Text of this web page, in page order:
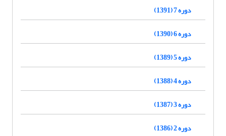
دوره 7 (1391)
دوره 6 (1390)
دوره 5 (1389)
دوره 4 (1388)
دوره 3 (1387)
دوره 2 (1386)